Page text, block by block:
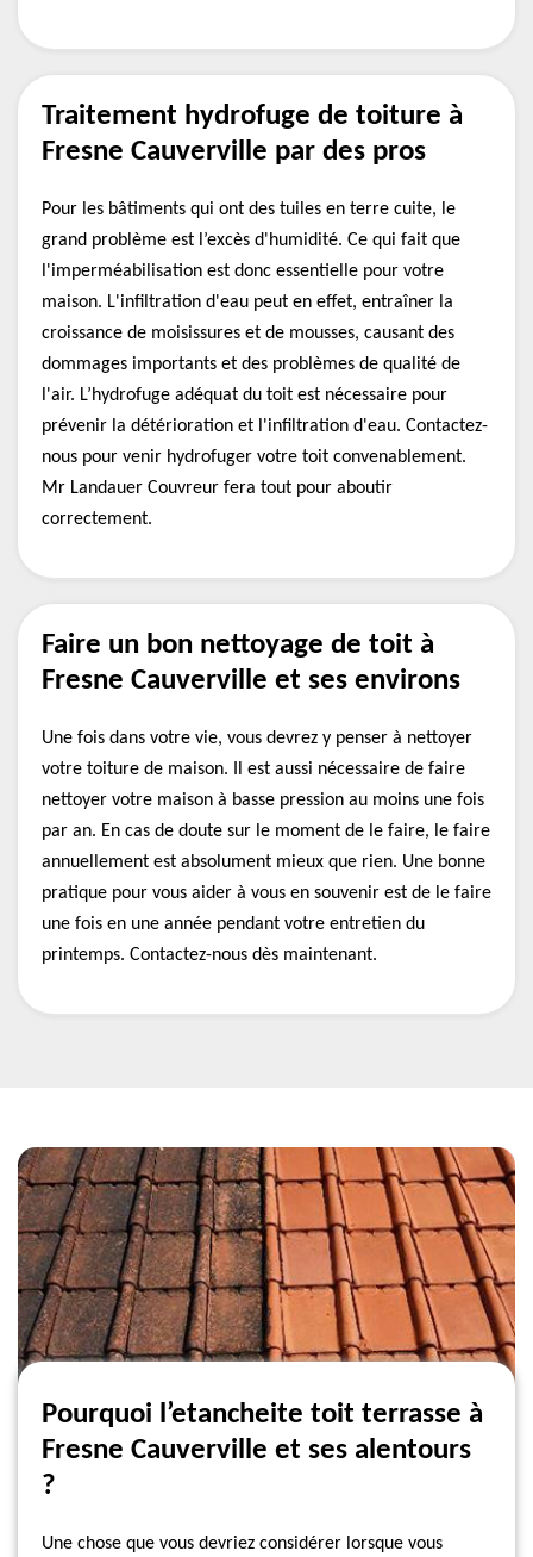
Traitement hydrofuge de toiture à
Fresne Cauverville par des pros
Pour les bâtiments qui ont des tuiles en terre cuite, le
grand problème est l’excès d'humidité. Ce qui fait que
l'imperméabilisation est donc essentielle pour votre
maison. L'infiltration d'eau peut en effet, entraîner la
croissance de moisissures et de mousses, causant des
dommages importants et des problèmes de qualité de
l'air. L’hydrofuge adéquat du toit est nécessaire pour
prévenir la détérioration et l'infiltration d'eau. Contactez-
nous pour venir hydrofuger votre toit convenablement.
Mr Landauer Couvreur fera tout pour aboutir
correctement.
Faire un bon nettoyage de toit à
Fresne Cauverville et ses environs
Une fois dans votre vie, vous devrez y penser à nettoyer
votre toiture de maison. Il est aussi nécessaire de faire
nettoyer votre maison à basse pression au moins une fois
par an. En cas de doute sur le moment de le faire, le faire
annuellement est absolument mieux que rien. Une bonne
pratique pour vous aider à vous en souvenir est de le faire
une fois en une année pendant votre entretien du
printemps. Contactez-nous dès maintenant.
Pourquoi l’etancheite toit terrasse à
Fresne Cauverville et ses alentours
?
Une chose que vous devriez considérer lorsque vous